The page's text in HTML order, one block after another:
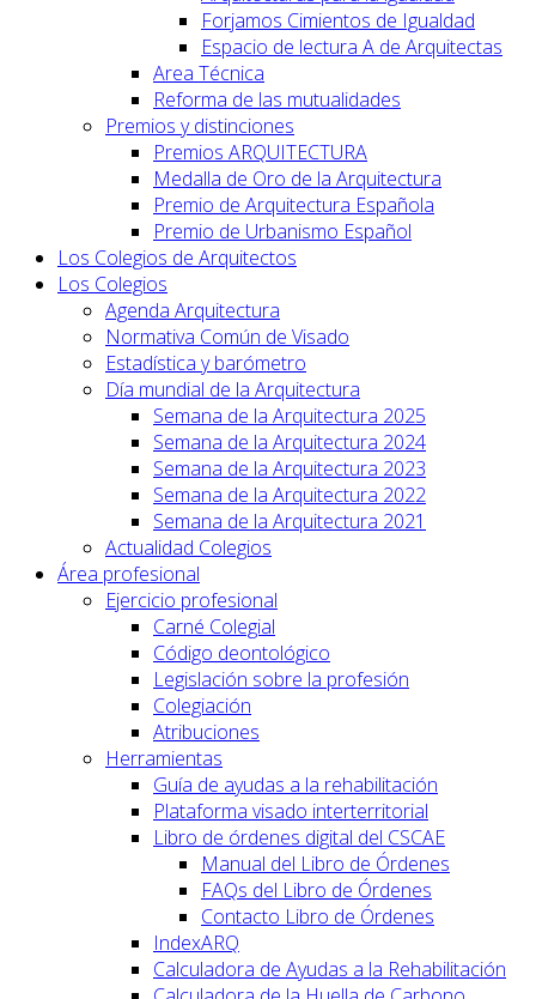
Forjamos Cimientos de Igualdad
Espacio de lectura A de Arquitectas
Area Técnica
Reforma de las mutualidades
Premios y distinciones
Premios ARQUITECTURA
Medalla de Oro de la Arquitectura
Premio de Arquitectura Española
Premio de Urbanismo Español
Los Colegios de Arquitectos
Los Colegios
Agenda Arquitectura
Normativa Común de Visado
Estadística y barómetro
Día mundial de la Arquitectura
Semana de la Arquitectura 2025
Semana de la Arquitectura 2024
Semana de la Arquitectura 2023
Semana de la Arquitectura 2022
Semana de la Arquitectura 2021
Actualidad Colegios
Área profesional
Ejercicio profesional
Carné Colegial
Código deontológico
Legislación sobre la profesión
Colegiación
Atribuciones
Herramientas
Guía de ayudas a la rehabilitación
Plataforma visado interterritorial
Libro de órdenes digital del CSCAE
Manual del Libro de Órdenes
FAQs del Libro de Órdenes
Contacto Libro de Órdenes
IndexARQ
Calculadora de Ayudas a la Rehabilitación